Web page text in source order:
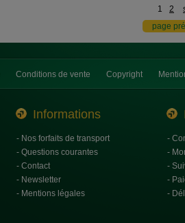
1 2
Conditions de vente Copyright
Informations
- Nos forfaits de transport
- Questions courantes
- Contact
- Newsletter
- Mentions légales
-
-
-
-
-